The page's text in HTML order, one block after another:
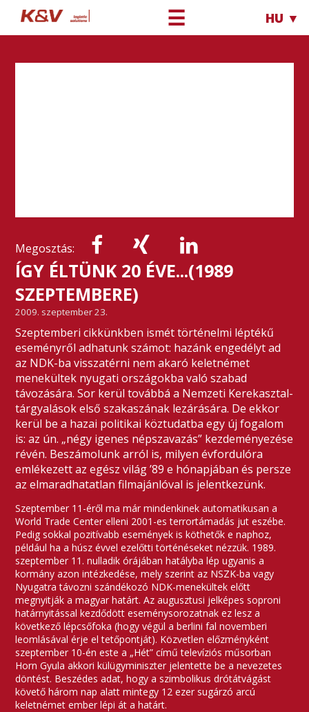
☰ HU ▼
Megosztás:
ÍGY ÉLTÜNK 20 ÉVE...(1989
SZEPTEMBERE)
2009. szeptember 23.
Szeptemberi cikkünkben ismét történelmi léptékű
eseményről adhatunk számot: hazánk engedélyt ad
az NDK-ba visszatérni nem akaró keletnémet
menekültek nyugati országokba való szabad
távozására. Sor kerül továbbá a Nemzeti Kerekasztal-
tárgyalások első szakaszának lezárására. De ekkor
kerül be a hazai politikai köztudatba egy új fogalom
is: az ún. „négy igenes népszavazás” kezdeményezése
révén. Beszámolunk arról is, milyen évfordulóra
emlékezett az egész világ ’89 e hónapjában és persze
az elmaradhatatlan filmajánlóval is jelentkezünk.
Szeptember 11-éről ma már mindenkinek automatikusan a
World Trade Center elleni 2001-es terrortámadás jut eszébe.
Pedig sokkal pozitívabb események is köthetők e naphoz,
például ha a húsz évvel ezelőtti történéseket nézzük. 1989.
szeptember 11. nulladik órájában hatályba lép ugyanis a
kormány azon intézkedése, mely szerint az NSZK-ba vagy
Nyugatra távozni szándékozó NDK-menekültek előtt
megnyitják a magyar határt. Az augusztusi jelképes soproni
határnyitással kezdődött eseménysorozatnak ez lesz a
következő lépcsőfoka (hogy végül a berlini fal novemberi
leomlásával érje el tetőpontját). Közvetlen előzményként
szeptember 10-én este a „Hét” című televíziós műsorban
Horn Gyula akkori külügyminiszter jelentette be a nevezetes
döntést. Beszédes adat, hogy a szimbolikus drótátvágást
követő három nap alatt mintegy 12 ezer sugárzó arcú
keletnémet ember lépi át a határt.